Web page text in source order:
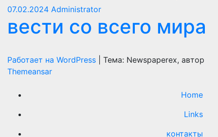
07.02.2024 Administrator
вести со всего мира
Работает на WordPress
Тема: Newspaperex, автор
Themeansar
Home
Links
контакты